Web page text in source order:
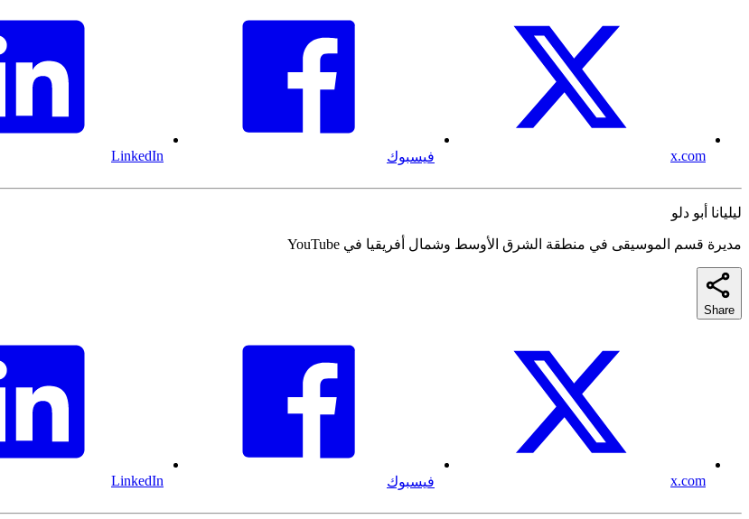
x.com فيسبوك LinkedIn
ليليانا أبو دلو
مديرة قسم الموسيقى في منطقة الشرق الأوسط وشمال أفريقيا في YouTube
Share
x.com فيسبوك LinkedIn